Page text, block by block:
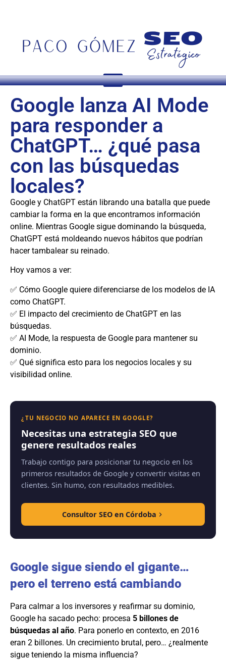
Google lanza AI Mode
para responder a
ChatGPT… ¿qué pasa
con las búsquedas
locales?
Google y ChatGPT están librando una batalla que puede
cambiar la forma en la que encontramos información
online. Mientras Google sigue dominando la búsqueda,
ChatGPT está moldeando nuevos hábitos que podrían
hacer tambalear su reinado.
Hoy vamos a ver:
✅ Cómo Google quiere diferenciarse de los modelos de IA
como ChatGPT.
✅ El impacto del crecimiento de ChatGPT en las
búsquedas.
✅ AI Mode, la respuesta de Google para mantener su
dominio.
✅ Qué significa esto para los negocios locales y su
visibilidad online.
¿TU NEGOCIO NO APARECE EN GOOGLE?
Necesitas una estrategia SEO que
genere resultados reales
Trabajo contigo para posicionar tu negocio en los
primeros resultados de Google y convertir visitas en
clientes. Sin humo, con resultados medibles.
Consultor SEO en Córdoba
Google sigue siendo el gigante…
pero el terreno está cambiando
Para calmar a los inversores y reafirmar su dominio,
Google ha sacado pecho: procesa 5 billones de
búsquedas al año. Para ponerlo en contexto, en 2016
eran 2 billones. Un crecimiento brutal, pero… ¿realmente
sigue teniendo la misma influencia?